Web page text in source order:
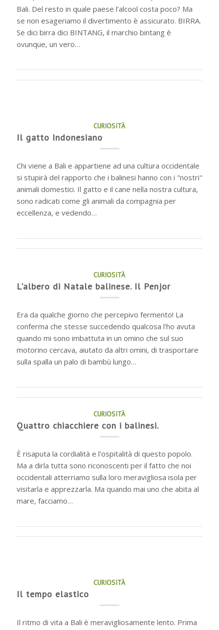
Bali. Del resto in quale paese l’alcool costa poco? Ma
se non esageriamo il divertimento è assicurato. BIRRA.
Se dici birra dici BINTANG, il marchio bintang è
ovunque, un vero…
CURIOSITÀ
Il gatto Indonesiano
Chi viene a Bali e appartiene ad una cultura occidentale
si stupirà del rapporto che i balinesi hanno con i "nostri"
animali domestici. Il gatto e il cane nella nostra cultura,
sono radicati come gli animali da compagnia per
eccellenza, e vedendo…
CURIOSITÀ
L'albero di Natale balinese. Il Penjor
Era da qualche giorno che percepivo fermento! La
conferma che stesse succedendo qualcosa l'ho avuta
quando mi sono imbattuta in un omino che sul suo
motorino cercava, aiutato da altri omini, di trasportare
sulla spalla un palo di bambù lungo…
CURIOSITÀ
Quattro chiacchiere con i balinesi.
È risaputa la cordialità e l'ospitalità di questo popolo.
Ma a dirla tutta sono riconoscenti per il fatto che noi
occidentali atterriamo sulla loro meravigliosa isola per
visitarla e apprezzarla. Ma quando mai uno che abita al
mare, facciamo…
CURIOSITÀ
Il tempo elastico
Il ritmo di vita a Bali è meravigliosamente lento. Prima